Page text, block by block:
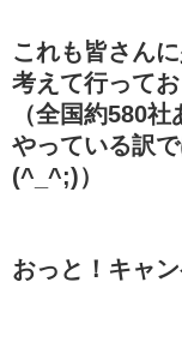
これも皆さん
考えて行ってお
（全国約580
やっている訳
(^_^;)）
おっと！キャ